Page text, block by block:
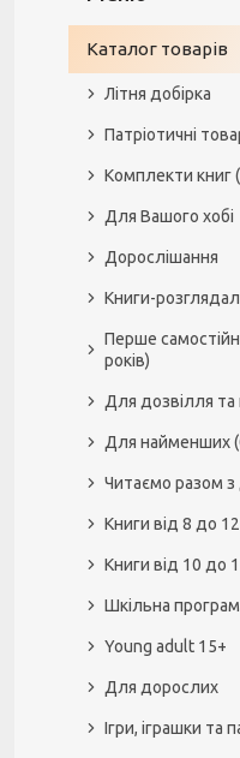
Каталог товарів
Літня добірка
Патріотичні
Комплекти
Для Вашого хобі
Дорослішання
Книги-
Перше
років)
Для дозвілля та
Для найменших
Читаємо разом з
Книги від 8 до 12
Книги від 10 до
Шкільна
Young adult 15+
Для дорослих
Ігри, іграшки та